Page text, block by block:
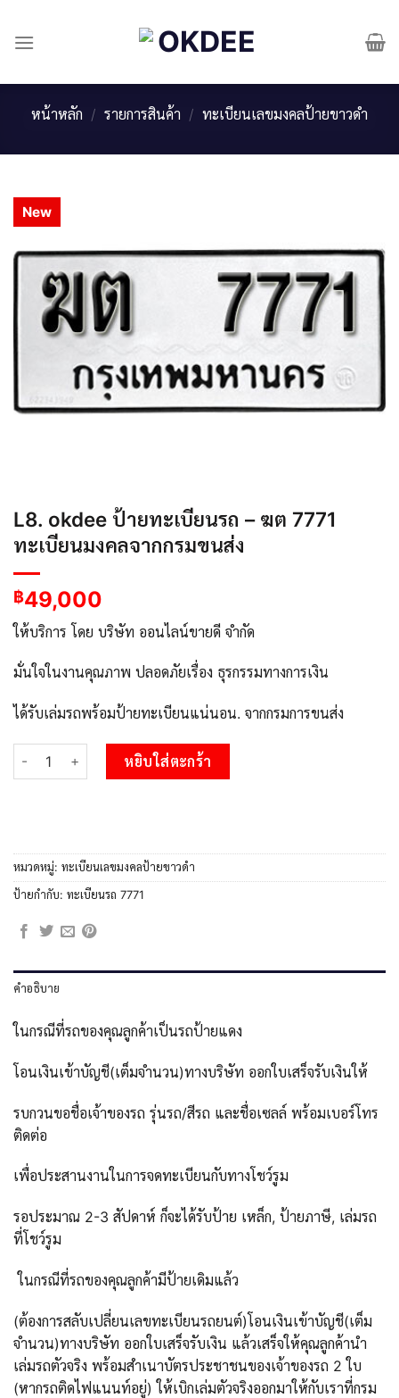
content
หน้าหลัก / รายการสินค้า / ทะเบียนเลขมงคลป้ายขาวดำ
New
L8. okdee ป้ายทะเบียนรถ – ฆต 7771
ทะเบียนมงคลจากกรมขนส่ง
฿49,000
ให้บริการ โดย บริษัท ออนไลน์ขายดี จำกัด
มั่นใจในงานคุณภาพ ปลอดภัยเรื่อง ธุรกรรมทางการเงิน
ได้รับเล่มรถพร้อมป้ายทะเบียนแน่นอน. จากกรมการขนส่ง
จำนวน L8. okdee ป้ายทะเบียนรถ – ฆต 7771 ทะเบียนมงคลจากกร
หยิบใส่ตะกร้า
หมวดหมู่: ทะเบียนเลขมงคลป้ายขาวดำ
ป้ายกำกับ: ทะเบียนรถ 7771
คำอธิบาย
ในกรณีที่รถของคุณลูกค้าเป็นรถป้ายแดง
โอนเงินเข้าบัญชี(เต็มจำนวน)ทางบริษัท ออกใบเสร็จรับเงินให้
รบกวนขอชื่อเจ้าของรถ รุ่นรถ/สีรถ และชื่อเซลล์ พร้อมเบอร์โทร
ติดต่อ
เพื่อประสานงานในการจดทะเบียนกับทางโชว์รูม
รอประมาณ 2-3 สัปดาห์ ก็จะได้รับป้าย เหล็ก, ป้ายภาษี, เล่มรถ
ที่โชว์รูม
ในกรณีที่รถของคุณลูกค้ามีป้ายเดิมแล้ว
(ต้องการสลับเปลี่ยนเลขทะเบียนรถยนต์)โอนเงินเข้าบัญชี(เต็ม
จำนวน)ทางบริษัท ออกใบเสร็จรับเงิน แล้วเสร็จให้คุณลูกค้านำ
เล่มรถตัวจริง พร้อมสำเนาบัตรประชาชนของเจ้าของรถ 2 ใบ
(หากรถติดไฟแนนท์อยู่) ให้เบิกเล่มตัวจริงออกมาให้กับเราที่กรม